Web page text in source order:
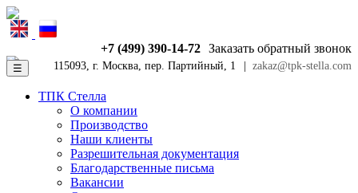
Заказать обратный звонок
+7 (499) 390-14-72
zakaz@tpk-stella.com
115093, г. Москва, пер. Партийный, 1
☰
ТПК Стелла
О компании
Производство
Наши клиенты
Разрешительная документация
Благодарственные письма
Вакансии